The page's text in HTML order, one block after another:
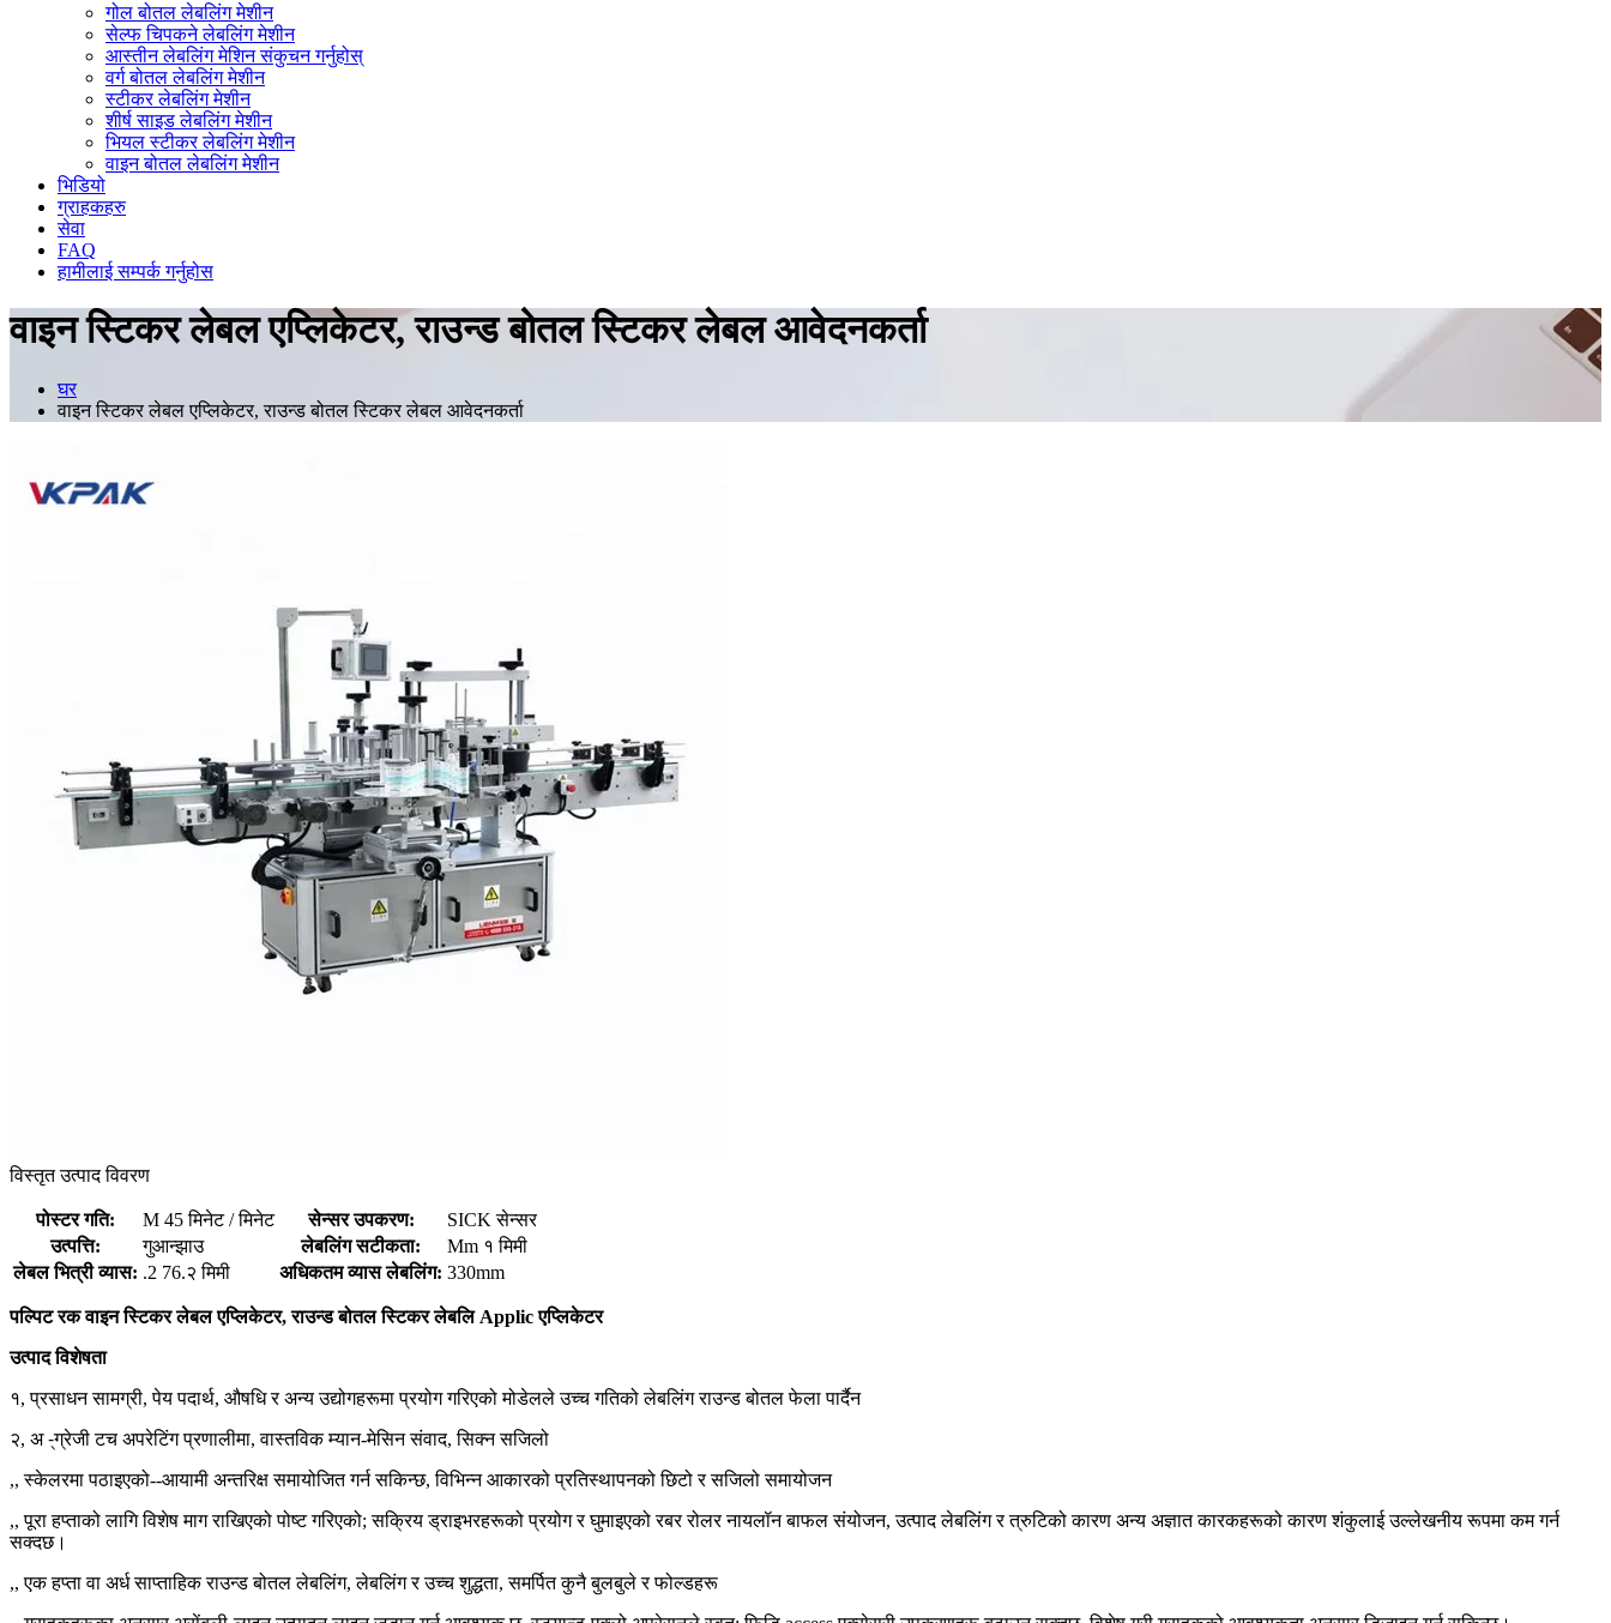
गोल बोतल लेबलिंग मेशीन
सेल्फ चिपकने लेबलिंग मेशीन
आस्तीन लेबलिंग मेशिन संकुचन गर्नुहोस्
वर्ग बोतल लेबलिंग मेशीन
स्टीकर लेबलिंग मेशीन
शीर्ष साइड लेबलिंग मेशीन
भियल स्टीकर लेबलिंग मेशीन
वाइन बोतल लेबलिंग मेशीन
भिडियो
ग्राहकहरु
सेवा
FAQ
हामीलाई सम्पर्क गर्नुहोस
वाइन स्टिकर लेबल एप्लिकेटर, राउन्ड बोतल स्टिकर लेबल आवेदनकर्ता
घर
वाइन स्टिकर लेबल एप्लिकेटर, राउन्ड बोतल स्टिकर लेबल आवेदनकर्ता
विस्तृत उत्पाद विवरण
पोस्टर गति: M 45 मिनेट / मिनेट सेन्सर उपकरण:
SICK सेन्सर
उत्पत्ति:
गुआन्झाउ लेबलिंग सटीकता:
Mm १ मिमी
लेबल भित्री व्यास: .2 76.२ मिमी अधिकतम व्यास लेबलिंग: 330mm
पल्पिट रक वाइन स्टिकर लेबल एप्लिकेटर, राउन्ड बोतल स्टिकर लेबलि Applic एप्लिकेटर
उत्पाद विशेषता
१, प्रसाधन सामग्री, पेय पदार्थ, औषधि र अन्य उद्योगहरूमा प्रयोग गरिएको मोडेलले उच्च गतिको लेबलिंग राउन्ड बोतल फेला पार्दैन
२, अ -्ग्रेजी टच अपरेटिंग प्रणालीमा, वास्तविक म्यान-मेसिन संवाद, सिक्न सजिलो
,, स्केलरमा पठाइएको--आयामी अन्तरिक्ष समायोजित गर्न सकिन्छ, विभिन्न आकारको प्रतिस्थापनको छिटो र सजिलो समायोजन
,, पूरा हप्ताको लागि विशेष माग राखिएको पोष्ट गरिएको; सक्रिय ड्राइभरहरूको प्रयोग र घुमाइएको रबर रोलर नायलॉन बाफल संयोजन, उत्पाद लेबलिंग र त्रुटिको कारण अन्य अज्ञात कारकहरूको कारण शंकुलाई उल्लेखनीय रूपमा कम गर्न
सक्दछ।
,, एक हप्ता वा अर्ध साप्ताहिक राउन्ड बोतल लेबलिंग, लेबलिंग र उच्च शुद्धता, समर्पित कुनै बुलबुले र फोल्डहरू